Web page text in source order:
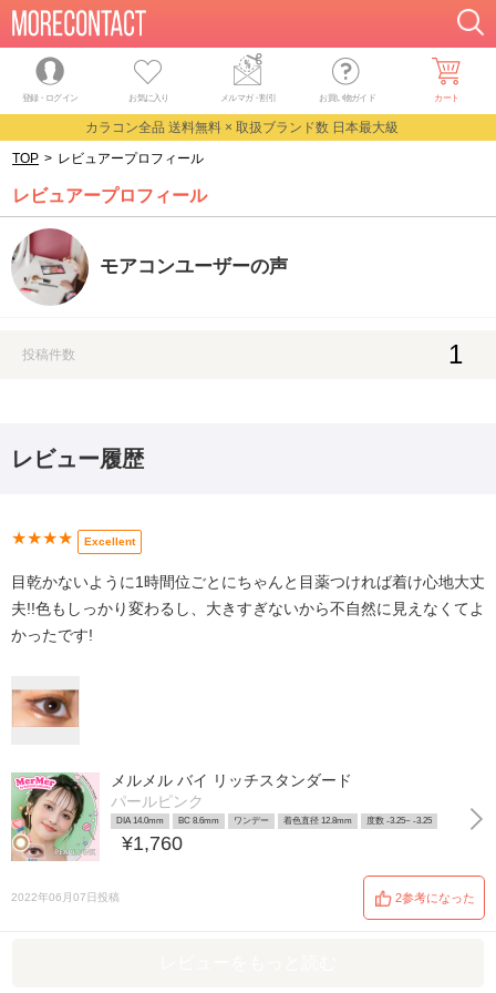
登録・ログイン お気に入り メルマガ・割引 お買い物ガイド カート
カラコン全品 送料無料 × 取扱ブランド数 日本最大級
TOP > レビュアープロフィール
レビュアープロフィール
モアコンユーザーの声
投稿件数 1
レビュー履歴
★★★★ Excellent
目乾かないように1時間位ごとにちゃんと目薬つければ着け心地大丈
夫!!色もしっかり変わるし、大きすぎないから不自然に見えなくてよ
かったです!
メルメル バイ リッチスタンダード
パールピンク
DIA 14.0mm BC 8.6mm ワンデー 着色直径 12.8mm 度数 -3.25~ -3.25
¥1,760
2022年06月07日投稿 2参考になった